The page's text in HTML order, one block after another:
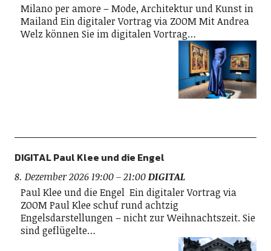
Milano per amore – Mode, Architektur und Kunst in
Mailand Ein digitaler Vortrag via ZOOM Mit Andrea
Welz können Sie im digitalen Vortrag…
DIGITAL Paul Klee und die Engel
8. Dezember 2026 19:00–21:00DIGITAL
Paul Klee und die Engel Ein digitaler Vortrag via
ZOOM Paul Klee schuf rund achtzig
Engelsdarstellungen – nicht zur Weihnachtszeit. Sie
sind geflügelte…